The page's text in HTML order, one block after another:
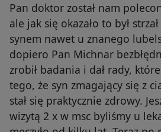
Pan doktor został nam
ale jak się okazało to był
synem nawet u znanego
dopiero Pan Michnar
zrobił badania i dał rady,
tego, że syn zmagający się z
stał się praktycznie zdrowy.
wizytą 2 x w msc byliśmy u